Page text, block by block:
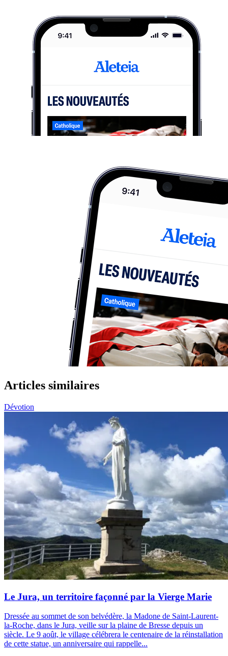
Articles similaires
Dévotion
Le Jura, un territoire façonné par la Vierge Marie
Dressée au sommet de son belvédère, la Madone de Saint-Laurent-
la-Roche, dans le Jura, veille sur la plaine de Bresse depuis un
siècle. Le 9 août, le village célébrera le centenaire de la réinstallation
de cette statue, un anniversaire qui rappelle...